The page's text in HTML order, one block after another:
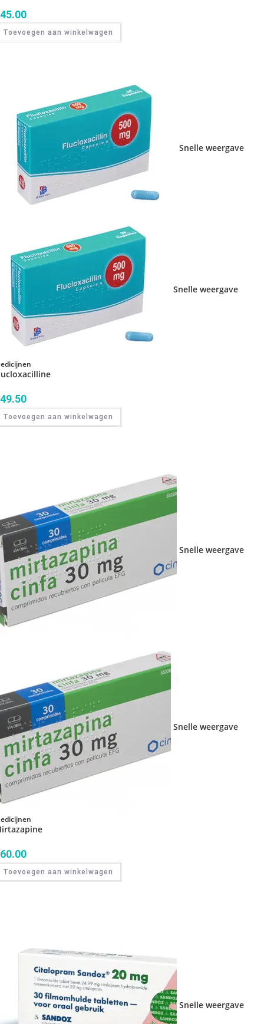
45.00
Toevoegen aan winkelwagen
Snelle weergave
Snelle weergave
49.50
Toevoegen aan winkelwagen
Snelle weergave
Snelle weergave
60.00
Toevoegen aan winkelwagen
Snelle weergave